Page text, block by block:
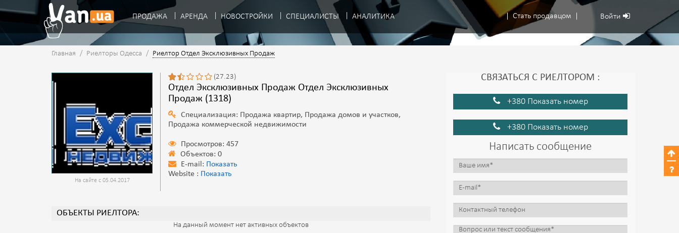
Стать продавцом Войти
ПРОДАЖА АРЕНДА НОВОСТРОЙКИ СПЕЦИАЛИСТЫ АНАЛИТИКА
Главная / Риелторы Одесса / Риелтор Отдел Эксклюзивных Продаж
На сайте с 05.04.2017
(27.23)
Отдел Эксклюзивных Продаж Отдел Эксклюзивных
Продаж (1318)
Специализация: Продажа квартир, Продажа домов и участков,
Продажа коммерческой недвижимости
Просмотров: 457
Объектов: 0
E-mail: Показать
Website : Показать
ОБЪЕКТЫ РИЕЛТОРА:
На данный момент нет активных объектов
СВЯЗАТЬСЯ С РИЕЛТОРОМ :
+380 Показать номер
+380 Показать номер
Написать сообщение